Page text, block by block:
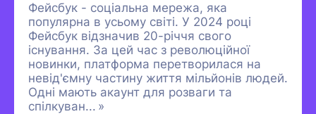
Фейсбук - соціальна мережа, яка
популярна в усьому світі. У 2024 році
Фейсбук відзначив 20-річчя свого
існування. За цей час з революційної
новинки, платформа перетворилася на
невід'ємну частину життя мільйонів людей.
Одні мають акаунт для розваги та
спілкуван... »